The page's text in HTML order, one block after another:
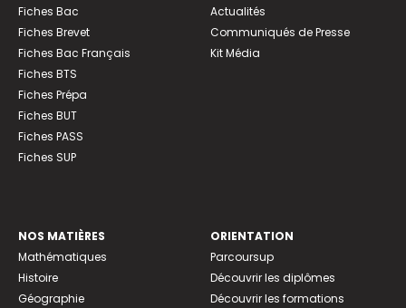
Fiches Bac
Fiches Brevet
Fiches Bac Français
Fiches BTS
Fiches Prépa
Fiches BUT
Fiches PASS
Fiches SUP
Actualités
Communiqués de Presse
Kit Média
NOS MATIÈRES
Mathématiques
Histoire
Géographie
ORIENTATION
Parcoursup
Découvrir les diplômes
Découvrir les formations